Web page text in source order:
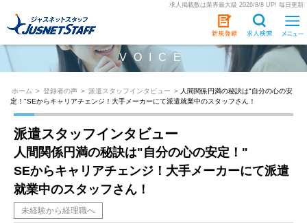
求人掲載数は業界最大級 2026/8/8 UP! 毎日更新
VOICE
ホーム > 登録者の声 > 派遣スタッフインタビュー > 人間関係円満の秘訣は"自分の心の安
定！"SEからキャリアチェンジ！大手メーカーにて派遣就業中のスタッフさん！
派遣スタッフインタビュー
人間関係円満の秘訣は"自分の心の安定！"
SEからキャリアチェンジ！大手メーカーにて派遣
就業中のスタッフさん！
未経験から経理職へ